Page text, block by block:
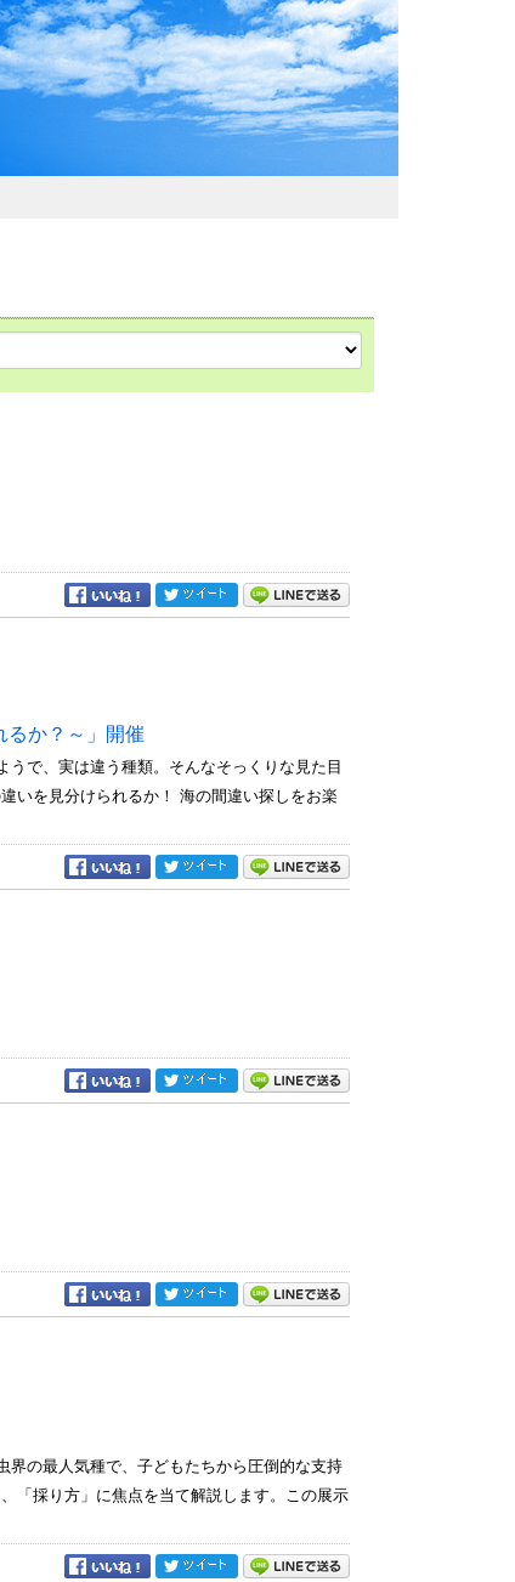
でかけガイド
るか？～」開催
で、実は違う種類。そんなそっくりな見た目
いを見分けられるか！ 海の間違い探しをお楽
の最人気種で、子どもたちから圧倒的な支持
「採り方」に焦点を当て解説します。この展示